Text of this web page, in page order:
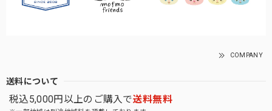
COMPANY
送料について
税込5,000円以上のご購入で送料無料